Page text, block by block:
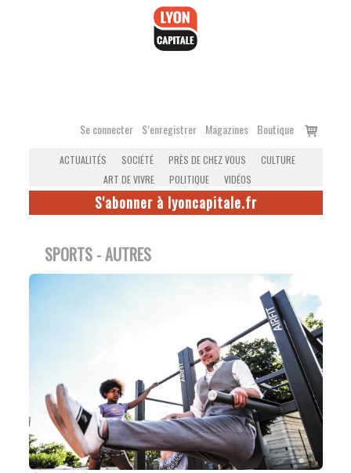
Se connecter S’enregistrer Magazines Boutique
Voir
ACTUALITÉS SOCIÉTÉ PRÈS DE CHEZ VOUS
CULTURE
ART DE VIVRE
POLITIQUE VIDÉOS
S'abonner à lyoncapitale.fr
SPORTS - AUTRES